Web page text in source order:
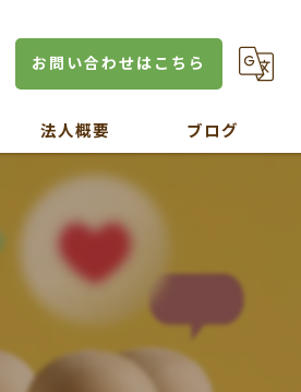
お問い合わせはこちら
法人概要 ブログ